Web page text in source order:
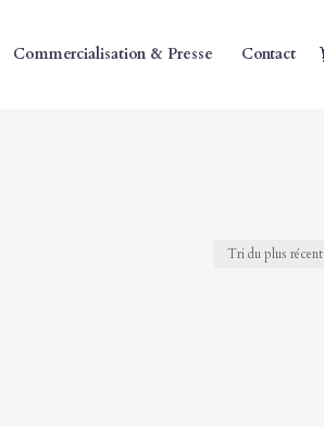
Commercialisation & Presse Contact